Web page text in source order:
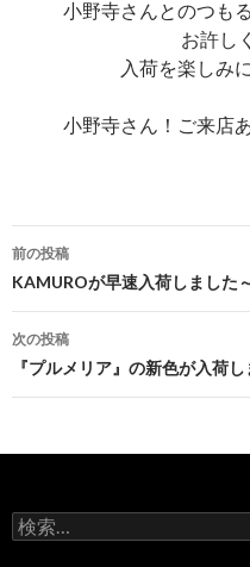
小野寺さんとのつも
お許し
入荷を楽しみ
小野寺さん！ご来店
投
稿
ナ
ビ
ゲ
ー
ョ
前の投稿
KAMUROが早速入荷しました
次の投稿
『プルメリア』の新色が入荷し
検
索: